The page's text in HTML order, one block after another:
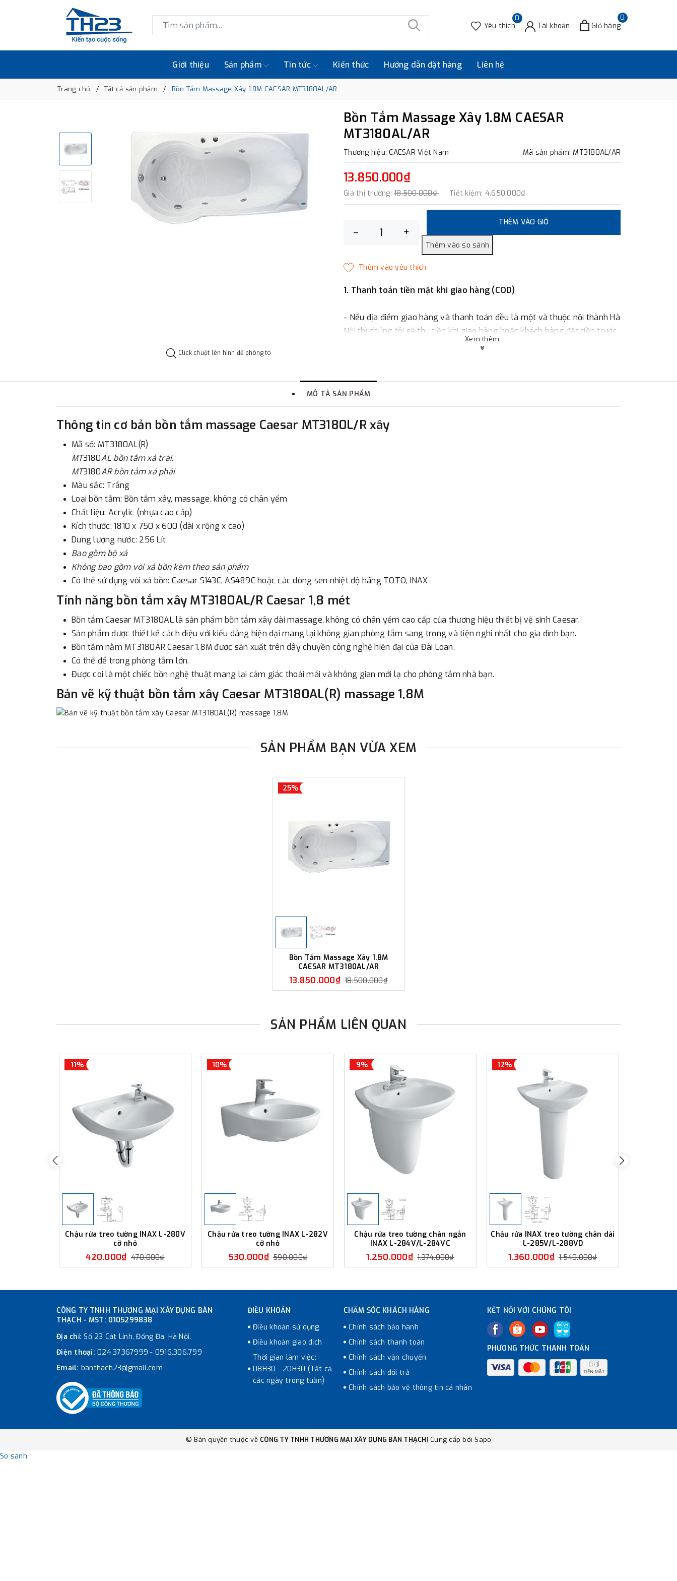
0
Yêu thích Tài khoản
0
Giỏ hàng
Giới thiệu Sản phẩm Tin tức Kiến thức Hướng dẫn đặt hàng Liên hệ
Trang chủ Tất cả sản phẩm Bồn Tắm Massage Xây 1.8M CAESAR MT3180AL/AR
Click chuột lên hình để phóng to
Bồn Tắm Massage Xây 1.8M CAESAR
MT3180AL/AR
Thương hiệu: CAESAR Việt Nam Mã sản phẩm: MT3180AL/AR
13.850.000₫
Giá thị trường: 18.500.000₫ Tiết kiệm: 4.650.000₫
– +
THÊM VÀO GIỎ
1. Thanh toán tiền mặt khi giao hàng (COD)
- Nếu địa điểm giao hàng và thanh toán đều là một và thuộc nội thành Hà
Nội thì chúng tôi sẽ thu tiền khi giao hàng hoặc khách hàng đặt tiền trước
một phần giá trị đơn hàng tùy thuộc vào đơn hàng.
- Showroom Thanh Hương
Xem thêm
MÔ TẢ SẢN PHẨM
Thông tin cơ bản bồn tắm massage Caesar MT3180L/R xây
Mã số: MT3180AL(R)
MT3180AL bồn tắm xả trái,
MT3180AR bồn tắm xả phải
Màu sắc: Trắng
Loại bồn tắm: Bồn tắm xây, massage, không có chân yếm
Chất liệu: Acrylic (nhựa cao cấp)
Kích thước: 1810 x 750 x 600 (dài x rộng x cao)
Dung lượng nước: 256 Lít
Bao gồm bộ xả
Không bao gồm vòi xả bồn kèm theo sản phẩm
Có thể sử dụng vòi xả bồn: Caesar S143C, AS489C hoặc các dòng sen nhiệt độ hãng TOTO, INAX
Tính năng bồn tắm xây MT3180AL/R Caesar 1,8 mét
Bồn tắm Caesar MT3180AL là sản phẩm bồn tắm xây dài massage, không có chân yếm cao cấp của thương hiệu thiết bị vệ sinh Caesar.
Sản phẩm được thiết kế cách điệu với kiểu dáng hiện đại mang lại không gian phòng tắm sang trọng và tiện nghi nhất cho gia đình bạn.
Bồn tắm nằm MT3180AR Caesar 1.8M được sản xuất trên dây chuyền công nghệ hiện đại của Đài Loan.
Có thể để trong phòng tắm lớn.
Được coi là một chiếc bồn nghệ thuật mang lại cảm giác thoải mái và không gian mới lạ cho phòng tắm nhà bạn.
Bản vẽ kỹ thuật bồn tắm xây Caesar MT3180AL(R) massage 1,8M
SẢN PHẨM BẠN VỪA XEM
25%
Bồn Tắm Massage Xây 1.8M
CAESAR MT3180AL/AR
13.850.000₫ 18.500.000₫
SẢN PHẨM LIÊN QUAN
11%
Chậu rửa treo tường INAX L-280V
cỡ nhỏ
420.000₫ 470.000₫
10%
Chậu rửa treo tường INAX L-282V
cỡ nhỏ
530.000₫ 590.000₫
9%
Chậu rửa treo tường chân ngắn
INAX L-284V/L-284VC
1.250.000₫ 1.374.000₫
12%
Chậu rửa INAX treo tường chân dài
L-285V/L-288VD
1.360.000₫ 1.540.000₫
CÔNG TY TNHH THƯƠNG MẠI XÂY DỰNG BÀN
THẠCH - MST: 0105299838
Địa chỉ:Số 23 Cát Linh, Đống Đa, Hà Nội.
Điện thoại: 024.37367999 - 0916.306.799
Email: banthach23@gmail.com
ĐIỀU KHOẢN
Điều khoản sử dụng
Điều khoản giao dịch
Thời gian làm việc:
08H30 - 20H30 (Tất cả
các ngày trong tuần)
CHĂM SÓC KHÁCH HÀNG
Chính sách bảo hành
Chính sách thanh toán
Chính sách vận chuyển
Chính sách đổi trả
Chính sách bảo vệ thông tin cá nhân
KẾT NỐI VỚI CHÚNG TÔI
PHƯƠNG THỨC THANH TOÁN
© Bản quyền thuộc về CÔNG TY TNHH THƯƠNG MẠI XÂY DỰNG BÀN THẠCH| Cung cấp bởi Sapo
So sánh